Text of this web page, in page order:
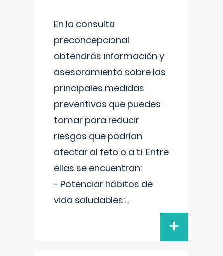
En la consulta
preconcepcional
obtendrás información y
asesoramiento sobre las
principales medidas
preventivas que puedes
tomar para reducir
riesgos que podrían
afectar al feto o a ti. Entre
ellas se encuentran:
- Potenciar hábitos de
vida saludables:...
+